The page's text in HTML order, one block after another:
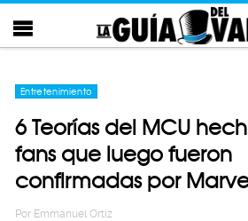
Entretenimiento
6 Teorías del MCU
fans que luego fueron
confirmadas por
Por Emmanuel Ortiz